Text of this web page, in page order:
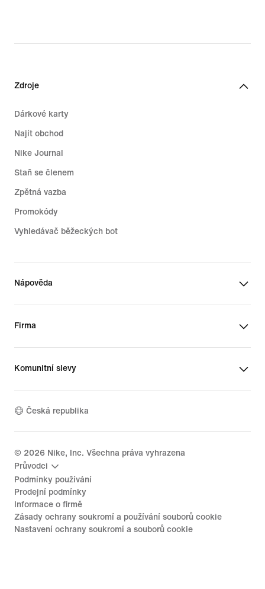
Zdroje
Dárkové karty
Najít obchod
Nike Journal
Staň se členem
Zpětná vazba
Promokódy
Vyhledávač běžeckých bot
Nápověda
Firma
Komunitní slevy
Česká republika
© 2026 Nike, Inc. Všechna práva vyhrazena
Průvodci
Podmínky používání
Prodejní podmínky
Informace o firmě
Zásady ochrany soukromí a používání souborů cookie
Nastavení ochrany soukromí a souborů cookie